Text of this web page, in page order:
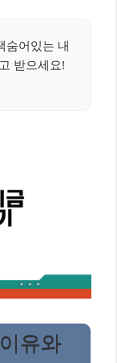
숨어있는 내
받으세요!
유와